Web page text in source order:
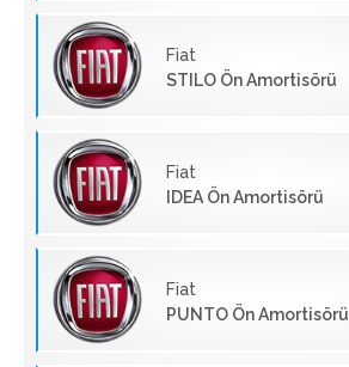
Fiat
STILO Ön Amortisörü
Fiat
IDEA Ön Amortisörü
Fiat
PUNTO Ön Amortisörü